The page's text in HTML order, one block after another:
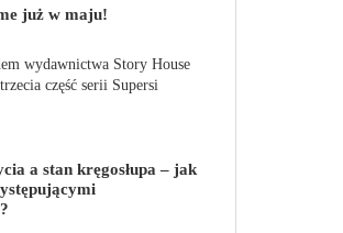
już w maju!
wydawnictwa Story House
część serii Supersi
Maupome. Ten tom nosi tytuł
i wspomagane przez
Są rozdarte między chęcią
życia wśród ludzi a
a stan kręgosłupa – jak